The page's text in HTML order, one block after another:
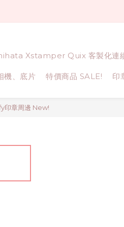
Xstamper Quix 客製化連
、底片 特價商品 SALE! 印
印章周邊 New!